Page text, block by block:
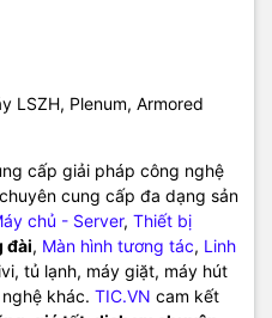
LSZH, Plenum, Armored
cấp giải pháp công nghệ
cung cấp đa dạng sản
chủ - Server, Thiết bị
đài, Màn hình tương tác, Linh
tủ lạnh, máy giặt, máy hút
khác. TIC.VN cam kết